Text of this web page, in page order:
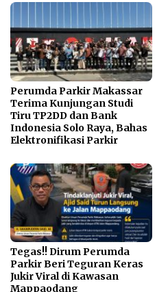
Perumda Parkir Makassar
Terima Kunjungan Studi
Tiru TP2DD dan Bank
Indonesia Solo Raya, Bahas
Elektronifikasi Parkir
Tegas!! Dirum Perumda
Parkir Beri Teguran Keras
Jukir Viral di Kawasan
Mappaodang